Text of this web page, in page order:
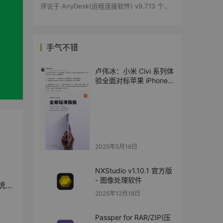
评论于 AnyDesk(远程连接软件) v9.7.13 个人版
手气不错
卢伟冰：小米 Civi 系列体
验全面对标苹果 iPhone
2025年5月16日
NXStudio v1.10.1 官方版
- 图像处理软件
2025年12月18日
Passper for RAR/ZIP(压